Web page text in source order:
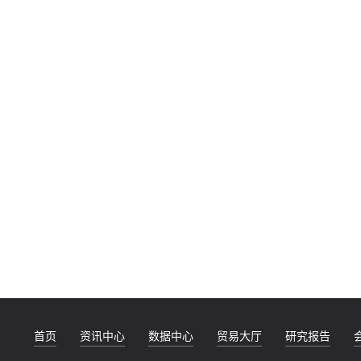
首页 资讯中心 数据中心 贸易大厅 研究报告